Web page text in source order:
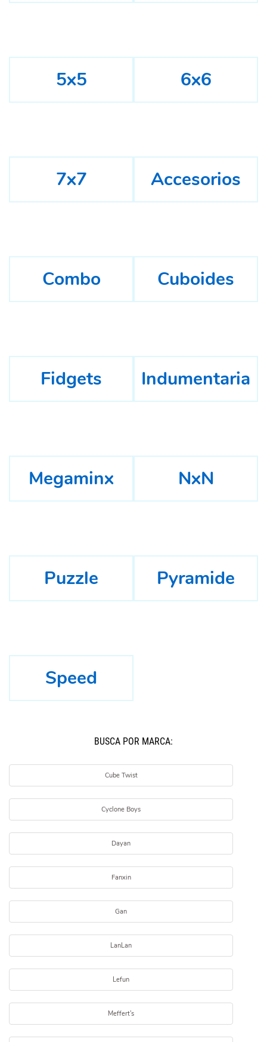
5x5 6x6
7x7 Accesorios
Combo Cuboides
Fidgets Indumentaria
Megaminx NxN
Puzzle Pyramide
Speed
BUSCÁ POR MARCA:
Cube Twist
Cyclone Boys
Dayan
Fanxin
Gan
LanLan
Lefun
Meffert's